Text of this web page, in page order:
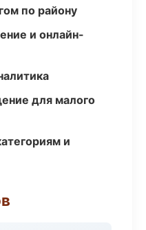
по району
и онлайн-
для малого
и